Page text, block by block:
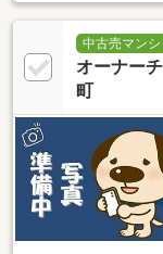
中古売マンシ
オーナー
町